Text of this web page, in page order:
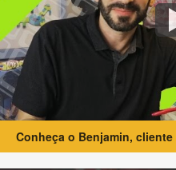
Conheça o Benjamin,